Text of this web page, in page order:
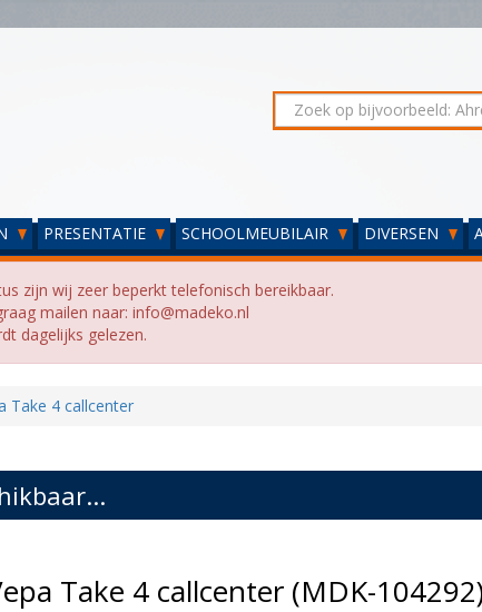
PRESENTATIE SCHOOLMEUBILAIR DIVERSEN
zijn wij zeer beperkt telefonisch bereikbaar.
mailen naar: info@madeko.nl
dagelijks gelezen.
Take 4 callcenter
Take 4 callcenter (MDK-